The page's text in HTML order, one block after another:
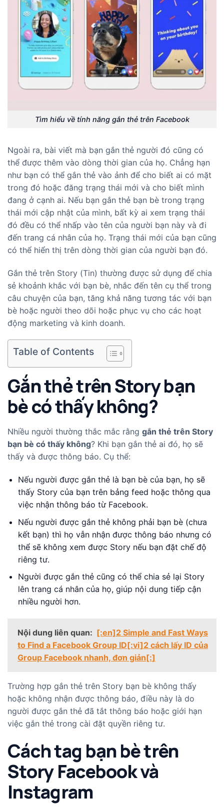
Tìm hiểu về tính năng gắn thẻ trên Facebook
Ngoài ra, bài viết mà bạn gắn thẻ người đó cũng có
thể được thêm vào dòng thời gian của họ. Chẳng hạn
như bạn có thể gắn thẻ vào ảnh để cho biết ai có mặt
trong đó hoặc đăng trạng thái mới và cho biết mình
đang ở cạnh ai. Nếu bạn gắn thẻ bạn bè trong trạng
thái mới cập nhật của mình, bất kỳ ai xem trạng thái
đó đều có thể nhấp vào tên của người bạn này và đi
đến trang cá nhân của họ. Trạng thái mới của bạn cũng
có thể hiển thị trên dòng thời gian của người bạn đó.
Gắn thẻ trên Story (Tin) thường được sử dụng để chia
sẻ khoảnh khắc với bạn bè, nhắc đến tên cụ thể trong
câu chuyện của bạn, tăng khả năng tương tác với bạn
bè hoặc người theo dõi hoặc phục vụ cho các hoạt
động marketing và kinh doanh.
Table of Contents
Gắn thẻ trên Story bạn
bè có thấy không?
Nhiều người thường thắc mắc rằng gắn thẻ trên Story
bạn bè có thấy không? Khi bạn gắn thẻ ai đó, họ sẽ
thấy và được thông báo. Cụ thể:
Nếu người được gắn thẻ là bạn bè của bạn, họ sẽ
thấy Story của bạn trên bảng feed hoặc thông qua
việc nhận thông báo từ Facebook.
Nếu người được gắn thẻ không phải bạn bè (chưa
kết bạn) thì họ vẫn nhận được thông báo nhưng có
thể sẽ không xem được Story nếu bạn đặt chế độ
riêng tư.
Người được gắn thẻ cũng có thể chia sẻ lại Story
lên trang cá nhân của họ, giúp nội dung tiếp cận
nhiều người hơn.
Nội dung liên quan: [:en]2 Simple and Fast Ways
to Find a Facebook Group ID[:vi]2 cách lấy ID của
Group Facebook nhanh, đơn giản[:]
Trường hợp gắn thẻ trên Story bạn bè không thấy
hoặc không nhận được thông báo, điều này là do
người được gắn thẻ đã tắt thông báo hoặc giới hạn
việc gắn thẻ trong cài đặt quyền riêng tư.
Cách tag bạn bè trên
Story Facebook và
Instagram